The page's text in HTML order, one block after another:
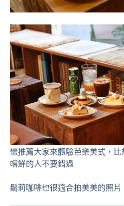
蠻推薦大家來體驗芭樂美式，
嚐鮮的人不要錯過
鬍莉咖啡也很適合拍美美的照片